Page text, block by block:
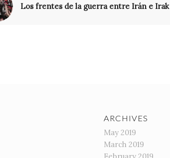
Los frentes de la guerra entre Irán e Irak
ARCHIVES
May 2019
March 2019